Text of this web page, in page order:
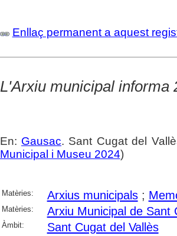
Enllaç permanent a aquest
L'Arxiu municipal informa
En: Gausac. Sant Cugat del
Municipal i Museu 2024)
Matèries: Arxius municipals;
Matèries: Arxiu Municipal de Sant
Àmbit: Sant Cugat del Vallès